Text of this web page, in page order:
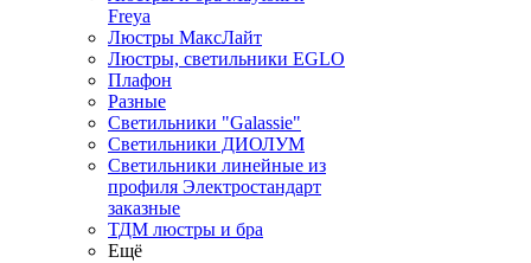
Freya
Люстры МаксЛайт
Люстры, светильники EGLO
Плафон
Разные
Светильники "Galassie"
Светильники ДИОЛУМ
Светильники линейные из
профиля Электростандарт
заказные
ТДМ люстры и бра
Ещё